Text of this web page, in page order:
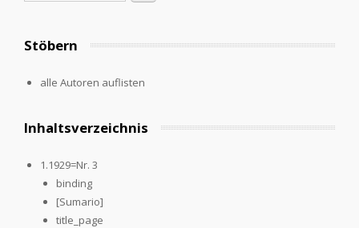
Stöbern
alle Autoren auflisten
Inhaltsverzeichnis
1.1929=Nr. 3
binding
[Sumario]
title_page